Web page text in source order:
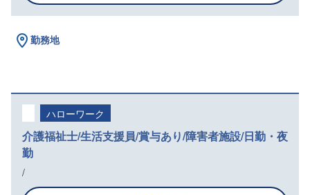
勤務地
ハローワーク
介護福祉士/生活支援員/賞与あり/障害者施設/日勤・夜
勤
/